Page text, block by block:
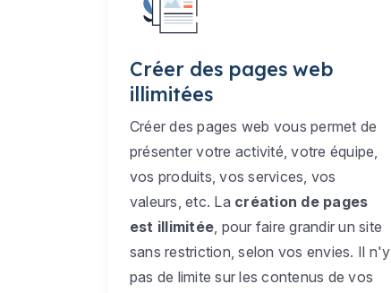
Créer des pages web
illimitées
Créer des pages web vous permet de
présenter votre activité, votre équipe,
vos produits, vos services, vos
valeurs, etc. La création de pages
est illimitée , pour faire grandir un site
sans restriction, selon vos envies. Il n'y
pas de limite sur les contenus de vos